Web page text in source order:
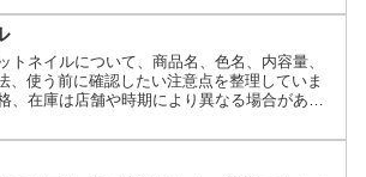
トネイルについて、商品名、色名、内容量、
、使う前に確認したい注意点を整理していま
、在庫は店舗や時期により異なる場合があり